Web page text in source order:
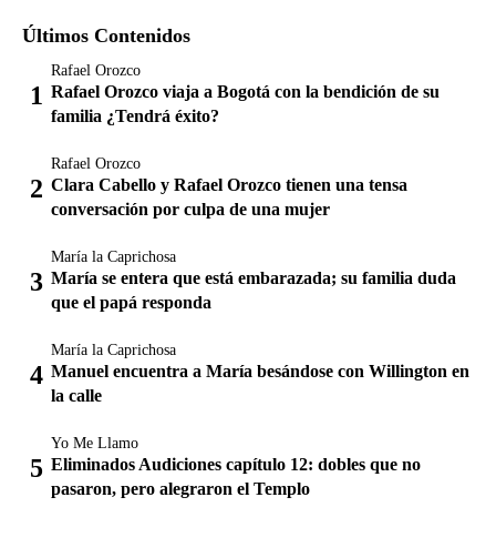
Últimos Contenidos
Rafael Orozco
Rafael Orozco viaja a Bogotá con la bendición de su
familia ¿Tendrá éxito?
Rafael Orozco
Clara Cabello y Rafael Orozco tienen una tensa
conversación por culpa de una mujer
María la Caprichosa
María se entera que está embarazada; su familia duda
que el papá responda
María la Caprichosa
Manuel encuentra a María besándose con Willington en
la calle
Yo Me Llamo
Eliminados Audiciones capítulo 12: dobles que no
pasaron, pero alegraron el Templo